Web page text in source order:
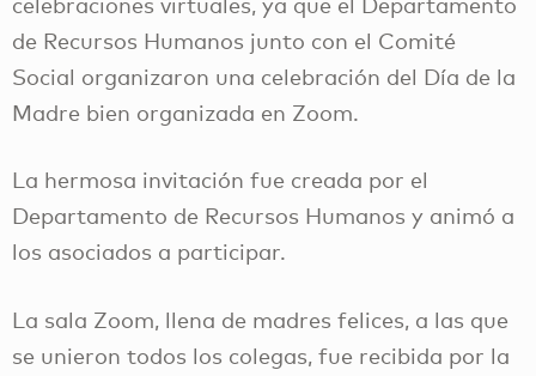
de Recursos Humanos junto con el Comité
Social organizaron una celebración del Día de la
Madre bien organizada en Zoom.
La hermosa invitación fue creada por el
Departamento de Recursos Humanos y animó a
los asociados a participar.
La sala Zoom, llena de madres felices, a las que
se unieron todos los colegas, fue recibida por la